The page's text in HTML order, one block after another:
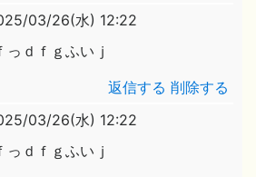
03/26(水) 12:22
ｄｆｇふいｊ
返信する 削除する
03/26(水) 12:22
ｄｆｇふいｊ